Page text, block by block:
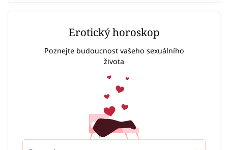
Erotický horoskop
Poznejte budoucnost vašeho sexuálního
života